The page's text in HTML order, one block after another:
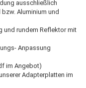
ausschließlich
Aluminium und
und rundem Reflektor mit
Anpassung
im Angebot)
Adapterplatten im